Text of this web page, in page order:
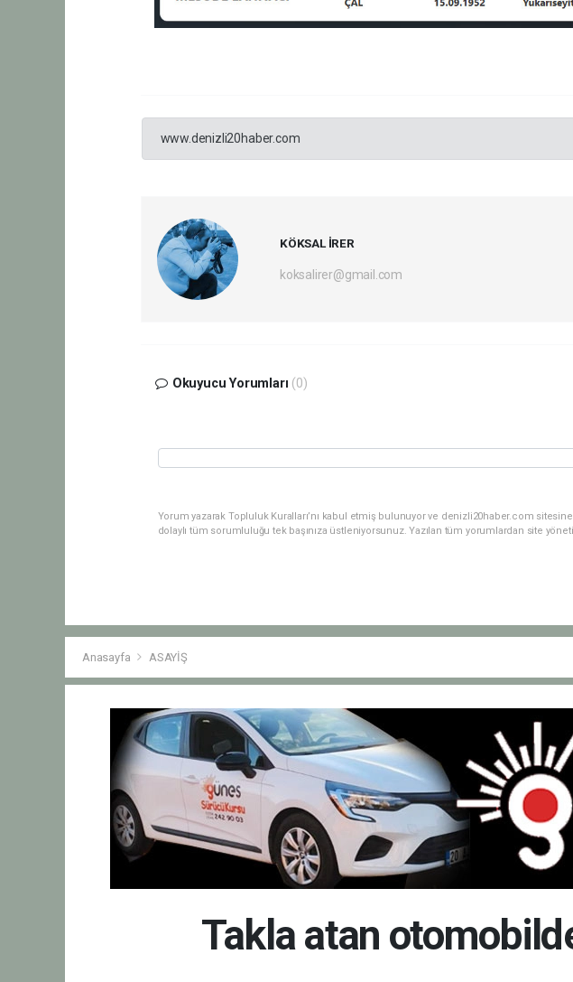
www.denizli20haber.com
KÖKSAL İRER
koksalirer@gmail.com
Okuyucu Yorumları (0)
Yorum yazarak Topluluk Kuralları’nı kabul etmiş bulunuyor ve denizli20haber.com
dolaylı tüm sorumluluğu tek başınıza üstleniyorsunuz. Yazılan tüm yorumlardan site
Anasayfa ASAYİŞ
Takla atan